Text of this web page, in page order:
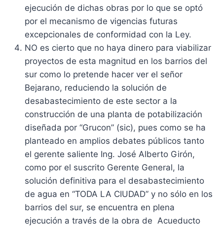
ejecución de dichas obras por lo que se optó
por el mecanismo de vigencias futuras
excepcionales de conformidad con la Ley.
NO es cierto que no haya dinero para viabilizar
proyectos de esta magnitud en los barrios del
sur como lo pretende hacer ver el señor
Bejarano, reduciendo la solución de
desabastecimiento de este sector a la
construcción de una planta de potabilización
diseñada por “Grucon” (sic), pues como se ha
planteado en amplios debates públicos tanto
el gerente saliente Ing. José Alberto Girón,
como por el suscrito Gerente General, la
solución definitiva para el desabastecimiento
de agua en “TODA LA CIUDAD” y no sólo en los
barrios del sur, se encuentra en plena
ejecución a través de la obra de Acueducto